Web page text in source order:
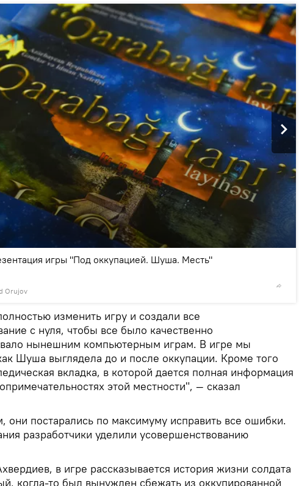
Orujov
игры "Под оккупацией. Шуша. Месть"
изменить игру и создали все
с нуля, чтобы все было качественно
нынешним компьютерным играм. В игре мы
Шуша выглядела до и после оккупации. Кроме того
вкладка, в которой дается полная информация
этой местности", — сказал
они постарались по максимуму исправить все ошибки.
разработчики уделили усовершенствованию
в игре рассказывается история жизни солдата
когда-то был вынужден сбежать из оккупированной